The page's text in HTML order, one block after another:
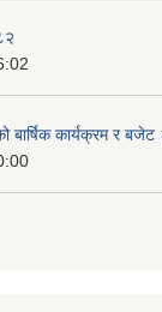
बार्षिक कार्यक्रम र